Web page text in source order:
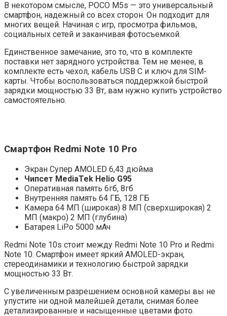
В некотором смысле, POCO M5s — это универсальный
смартфон, надежный со всех сторон. Он подходит для
многих вещей. Начиная с игр, просмотра фильмов,
социальных сетей и заканчивая фотосъемкой.
Единственное замечание, это то, что в комплекте
поставки нет зарядного устройства. Тем не менее, в
комплекте есть чехол, кабель USB C и ключ для SIM-
карты. Чтобы воспользоваться поддержкой быстрой
зарядки мощностью 33 Вт, вам нужно купить устройство
самостоятельно.
Смартфон Redmi Note 10 Pro
Экран Супер AMOLED 6,43 дюйма
Чипсет MediaTek Helio G95
Оперативная память 6гб, 8гб
Внутренняя память 64 ГБ, 128 ГБ
Камера 64 МП (широкая) 8 МП (сверхширокая) 2
МП (макро) 2 МП (глубина)
Батарея LiPo 5000 мАч
Redmi Note 10s стоит между Redmi Note 10 Pro и Redmi
Note 10. Смартфон имеет яркий AMOLED-экран,
стереодинамики и технологию быстрой зарядки
мощностью 33 Вт.
С увеличенным разрешением основной камеры вы не
упустите ни одной малейшей детали, снимая более
детализированные и насыщенные цветами фото.